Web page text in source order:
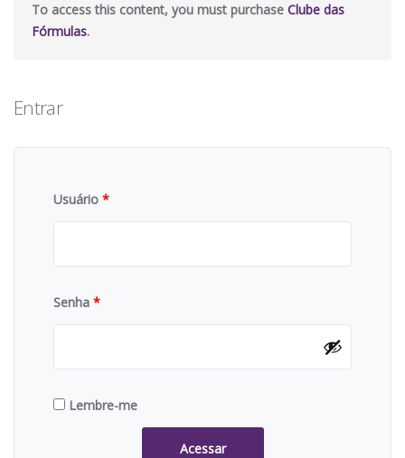
To access this content, you must purchase Clube das
Fórmulas.
Entrar
Usuário *
Senha *
Lembre-me
Acessar